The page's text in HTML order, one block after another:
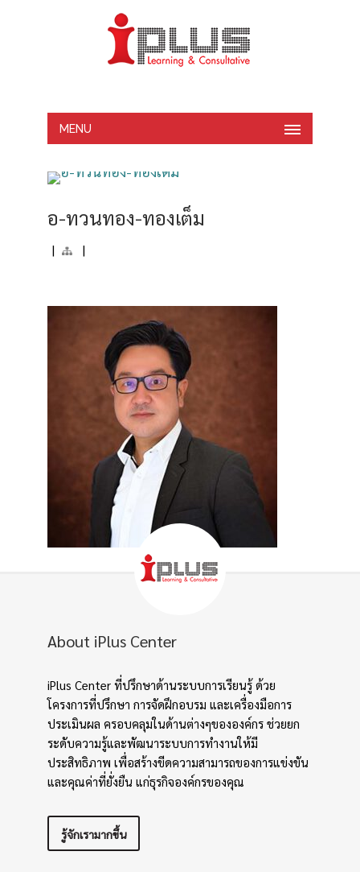
MENU
อ-ทวนทอง-ทองเต็ม
| |
About iPlus Center
iPlus Center ที่ปรึกษาด้านระบบการเรียนรู้ ด้วย
โครงการที่ปรึกษา การจัดฝึกอบรม และเครื่องมือการ
ประเมินผล ครอบคลุมในด้านต่างๆขององค์กร ช่วยยก
ระดับความรู้และพัฒนาระบบการทำงานให้มี
ประสิทธิภาพ เพื่อสร้างขีดความสามารถของการแข่งขัน
และคุณค่าที่ยั่งยืน แก่ธุรกิจองค์กรของคุณ
รู้จักเรามากขึ้น